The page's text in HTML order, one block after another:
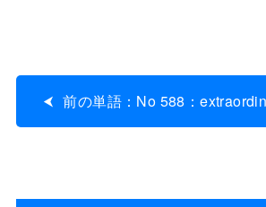
前の単語：No 588：